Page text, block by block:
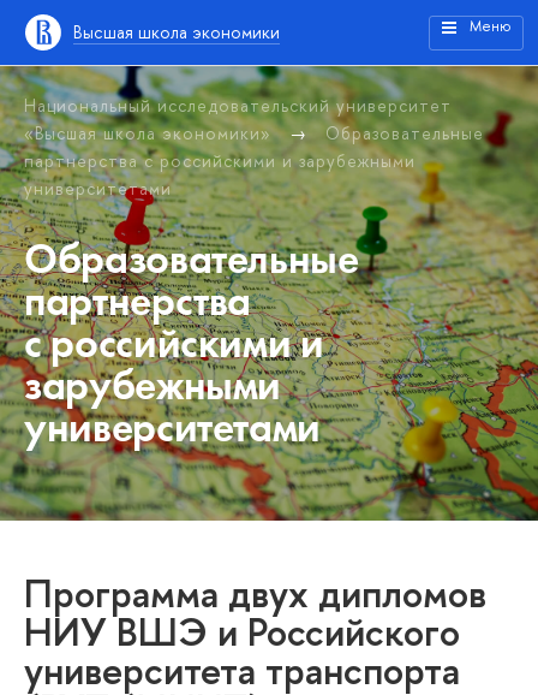
Высшая школа экономики Меню
Национальный исследовательский университет
«Высшая школа экономики»
Образовательные
партнерства с российскими и зарубежными
университетами
Образовательные
партнерства
с российскими и
зарубежными
университетами
Программа двух дипломов
НИУ ВШЭ и Российского
университета транспорта